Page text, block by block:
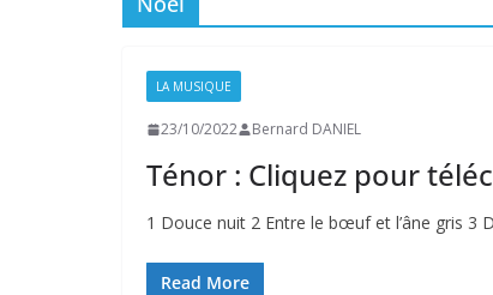
LA MUSIQUE
23/10/2022 Bernard DANIEL
Ténor : Cliquez pour
1 Douce nuit 2 Entre le bœuf et l’âne gris 3
Read More